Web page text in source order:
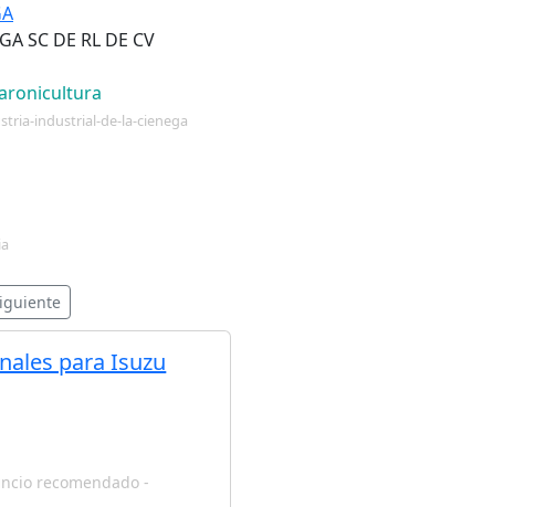
SC DE RL DE CV
industrial-de-la-cienega
para Isuzu
recomendado -